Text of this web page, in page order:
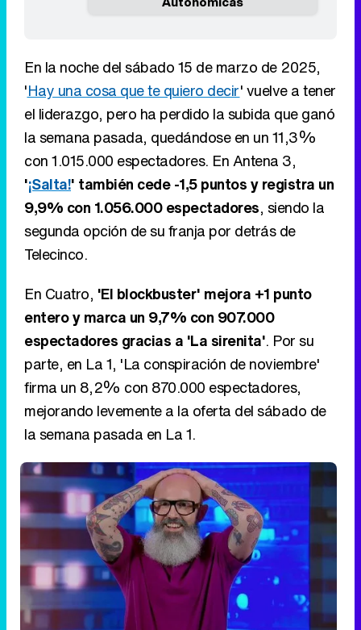
En la noche del sábado 15 de marzo de 2025,
'Hay una cosa que te quiero decir' vuelve a tener
el liderazgo, pero ha perdido la subida que ganó
la semana pasada, quedándose en un 11,3%
con 1.015.000 espectadores. En Antena 3,
'¡Salta!' también cede -1,5 puntos y registra un
9,9% con 1.056.000 espectadores, siendo la
segunda opción de su franja por detrás de
Telecinco.
En Cuatro, 'El blockbuster' mejora +1 punto
entero y marca un 9,7% con 907.000
espectadores gracias a 'La sirenita'. Por su
parte, en La 1, 'La conspiración de noviembre'
firma un 8,2% con 870.000 espectadores,
mejorando levemente a la oferta del sábado de
la semana pasada en La 1.